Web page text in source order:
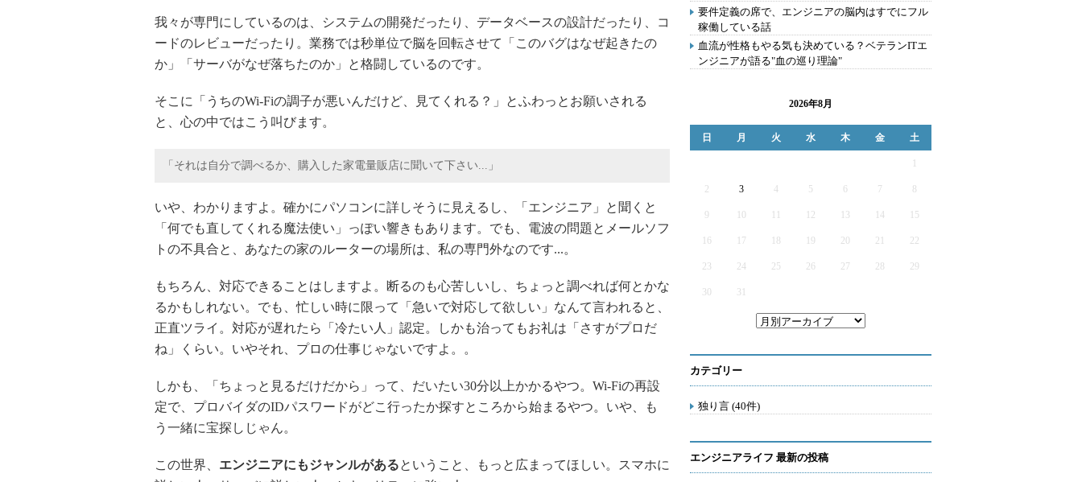
我々が専門にしているのは、システムの開発だったり、データベースの設計だったり、コ
ードのレビューだったり。業務では秒単位で脳を回転させて「このバグはなぜ起きたの
か」「サーバがなぜ落ちたのか」と格闘しているのです。
そこに「うちのWi-Fiの調子が悪いんだけど、見てくれる？」とふわっとお願いされる
と、心の中ではこう叫びます。
「それは自分で調べるか、購入した家電量販店に聞いて下さい...」
いや、わかりますよ。確かにパソコンに詳しそうに見えるし、「エンジニア」と聞くと
「何でも直してくれる魔法使い」っぽい響きもあります。でも、電波の問題とメールソフ
トの不具合と、あなたの家のルーターの場所は、私の専門外なのです...。
もちろん、対応できることはしますよ。断るのも心苦しいし、ちょっと調べれば何とかな
るかもしれない。でも、忙しい時に限って「急いで対応して欲しい」なんて言われると、
正直ツライ。対応が遅れたら「冷たい人」認定。しかも治ってもお礼は「さすがプロだ
ね」くらい。いやそれ、プロの仕事じゃないですよ。。
しかも、「ちょっと見るだけだから」って、だいたい30分以上かかるやつ。Wi-Fiの再設
定で、プロバイダのIDパスワードがどこ行ったか探すところから始まるやつ。いや、も
う一緒に宝探しじゃん。
この世界、 エンジニアにもジャンルがあるということ、もっと広まってほしい。スマホに
要件定義の席で、エンジニアの脳内はすでにフル
稼働している話
血流が性格もやる気も決めている？ベテランITエ
ンジニアが語る"血の巡り理論"
2026年8月
日 月 火 水 木 金 土
2 3 4 5 6 7
9 12 13 14 15
16 17 19 20 21 22
23 24 25 26 27 28 29
30 31
カテゴリー
独り言 (40件)
エンジニアライフ 最新の投稿